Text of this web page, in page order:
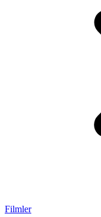
Filmler